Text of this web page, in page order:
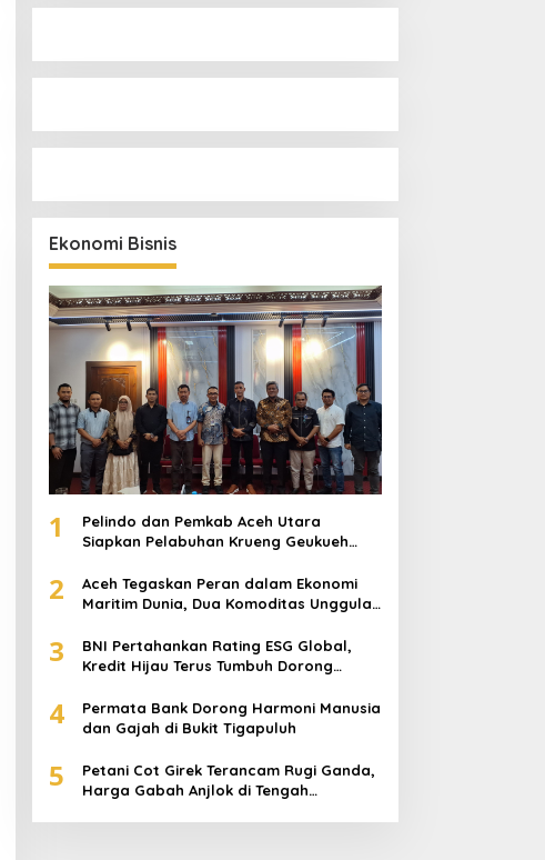
Ekonomi Bisnis
1
Pelindo dan Pemkab Aceh Utara
Siapkan Pelabuhan Krueng Geukueh
2
Aceh Tegaskan Peran dalam Ekonomi
Maritim Dunia, Dua Komoditas Unggulan
Geukueh
3
BNI Pertahankan Rating ESG Global,
Kredit Hijau Terus Tumbuh Dorong
4
Permata Bank Dorong Harmoni Manusia
dan Gajah di Bukit Tigapuluh
5
Petani Cot Girek Terancam Rugi Ganda,
Harga Gabah Anjlok di Tengah